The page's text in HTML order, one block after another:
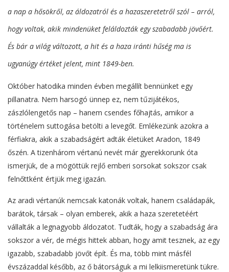
a nap a hősökről, az áldozatról és a hazaszeretetről szól – arról,
hogy voltak, akik mindenüket feláldozták egy szabadabb jövőért.
És bár a világ változott, a hit és a haza iránti hűség ma is
ugyanúgy értéket jelent, mint 1849-ben.
Október hatodika minden évben megállít bennünket egy
pillanatra. Nem harsogó ünnep ez, nem tűzijátékos,
zászlólengetős nap – hanem csendes főhajtás, amikor a
történelem suttogása betölti a levegőt. Emlékezünk azokra a
férfiakra, akik a szabadságért adták életüket Aradon, 1849
őszén. A tizenhárom vértanú nevét már gyerekkorunk óta
ismerjük, de a mögöttük rejlő emberi sorsokat sokszor csak
felnőttként értjük meg igazán.
Az aradi vértanúk nemcsak katonák voltak, hanem családapák,
barátok, társak – olyan emberek, akik a haza szeretetéért
vállalták a legnagyobb áldozatot. Tudták, hogy a szabadság ára
sokszor a vér, de mégis hittek abban, hogy amit tesznek, az egy
igazabb, szabadabb jövőt épít. És ma, több mint másfél
évszázaddal később, az ő bátorságuk a mi lelkiismeretünk tükre.